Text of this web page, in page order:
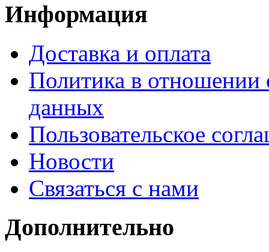
Информация
Доставка и оплата
Политика в отношении
данных
Пользовательское
Новости
Связаться с нами
Дополнительно